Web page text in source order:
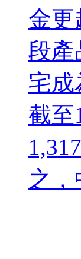
金更
段產
宅成
截至
之